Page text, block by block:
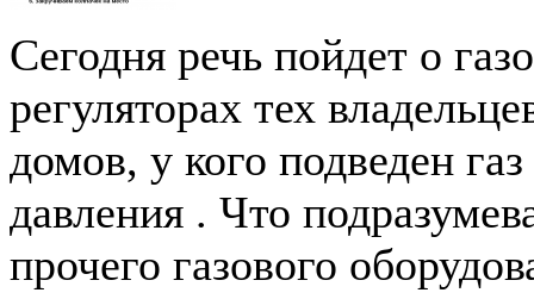
Сегодня речь пойдет о
регуляторах тех
домов, у кого подведен газ
давления . Что
прочего газового